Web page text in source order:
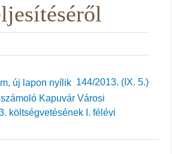
144/2013. (IX. 5.)
Kapuvár Városi
költségvetésének I. félévi